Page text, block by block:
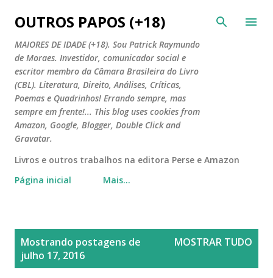
Pular para o conteúdo principal
OUTROS PAPOS (+18)
MAIORES DE IDADE (+18). Sou Patrick Raymundo
de Moraes. Investidor, comunicador social e
escritor membro da Câmara Brasileira do Livro
(CBL). Literatura, Direito, Análises, Críticas,
Poemas e Quadrinhos! Errando sempre, mas
sempre em frente!... This blog uses cookies from
Amazon, Google, Blogger, Double Click and
Gravatar.
Livros e outros trabalhos na editora Perse e Amazon
Página inicial
Mais…
Mostrando postagens de
julho 17, 2016
MOSTRAR TUDO